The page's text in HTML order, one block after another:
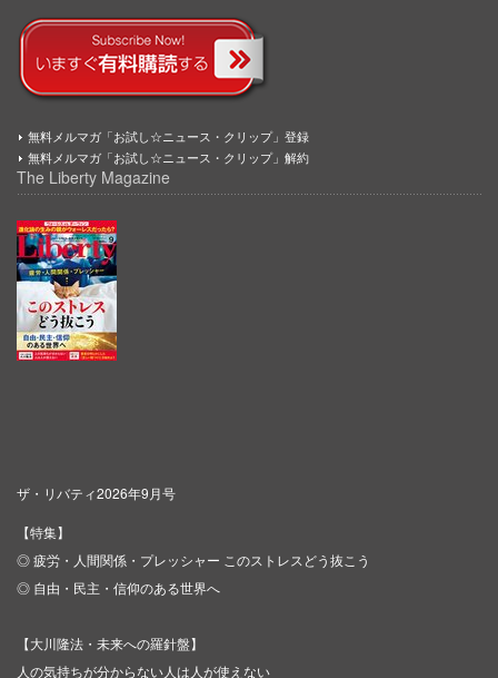
無料メルマガ「お試し☆ニュース・クリップ」登録
無料メルマガ「お試し☆ニュース・クリップ」解約
The Liberty Magazine
ザ・リバティ2026年9月号
【特集】
◎ 疲労・人間関係・プレッシャー このストレスどう抜こう
◎ 自由・民主・信仰のある世界へ
【大川隆法・未来への羅針盤】
人の気持ちが分からない人は人が使えない